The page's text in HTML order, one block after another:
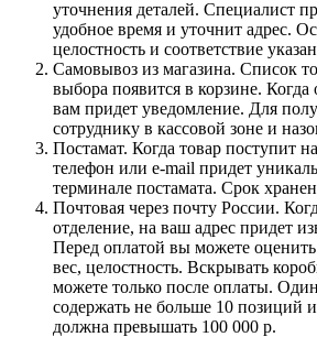
уточнения деталей. Специалист
удобное время и уточнит адрес.
целостность и соответствие
Самовывоз из магазина. Список
выбора появится в корзине. Когда
вам придет уведомление. Для
сотруднику в кассовой зоне и
Постамат. Когда товар поступит
телефон или e-mail придет
терминале постамата. Срок
Почтовая через почту России.
отделение, на ваш адрес придет
Перед оплатой вы можете оценить
вес, целостность. Вскрывать
можете только после оплаты.
содержать не больше 10 позиций
должна превышать 100 000 р.